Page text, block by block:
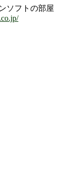
ソフトの部屋